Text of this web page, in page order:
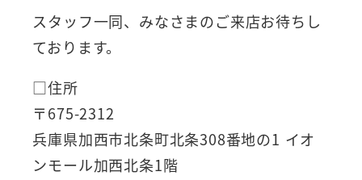
スタッフ一同、みなさまのご来店お待ちし
ております。
□住所
〒675-2312
兵庫県加西市北条町北条308番地の1 イオ
ンモール加西北条1階